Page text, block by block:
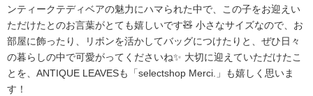
ンティークテディベアの魅力にハマられた中で、この子をお迎えい
ただけたとのお言葉がとても嬉しいです🧸 小さなサイズなので、お
部屋に飾ったり、リボンを活かしてバッグにつけたりと、ぜひ日々
の暮らしの中で可愛がってくださいね✨ 大切に迎えていただけたこ
とを、ANTIQUE LEAVESも「selectshop Merci.」も嬉しく思いま
す！